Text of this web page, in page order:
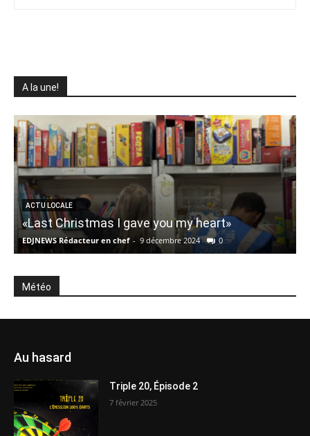
A la une!
ACTU LOCALE
«Last Christmas I gave you my heart»
EDJNEWS Rédacteur en chef - 9 décembre 2024 0
Météo
Au hasard
Triple 20, Épisode 2
7 février 2025